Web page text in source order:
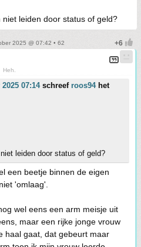
leiden door status of geld?
2025 @ 07:42 • 62
Heh.
07:14schreef roos94het
leiden door status of geld?
een beetje binnen de eigen
'omlaag'.
wel eens een arm meisje uit
maar een rijke jonge vrouw
haal gaat, dat gebeurt maar